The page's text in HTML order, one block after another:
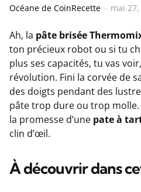
Océane de CoinRecette mai 27,
Ah, la pâte brisée
ton précieux robot ou si tu
plus ses capacités, tu vas
révolution. Fini la corvée de
des doigts pendant des
pâte trop dure ou trop molle.
la promesse d’une pate à
clin d’œil.
À découvrir dans